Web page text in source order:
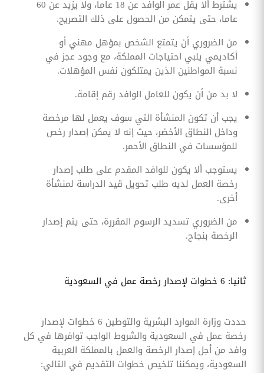
يشترط ألا يقل عمر الوافد عن 18 عاما، ولا يزيد عن 60
عاما، حتى يتمكن من الحصول على ذلك التصريح.
من الضروري أن يتمتع الشخص بمؤهل مهني أو
أكاديمي يلبي احتياجات المملكة، مع وجود عجز في
نسبة المواطنين الذين يمتلكون نفس المؤهلات.
لا بد من أن يكون للعامل الوافد رقم إقامة.
يجب أن تكون المنشأة التي سوف يعمل لها مرخصة
وداخل النطاق الأخضر، حيث إنه لا يمكن إصدار رخص
للمؤسسات في النطاق الأحمر.
يستوجب ألا يكون للوافد المقدم على طلب إصدار
رخصة العمل لديه طلب تحويل قيد الدراسة لمنشأة
أخرى.
من الضروري تسديد الرسوم المقررة، حتى يتم إصدار
الرخصة بنجاح.
ثانيا: 6 خطوات لإصدار رخصة عمل في السعودية
حددت وزارة الموارد البشرية والتوطين 6 خطوات لإصدار
رخصة عمل في السعودية والشروط الواجب توافرها في كل
وافد من أجل إصدار الرخصة والعمل بالمملكة العربية
السعودية، ويمكننا تلخيص خطوات التقديم في التالي: